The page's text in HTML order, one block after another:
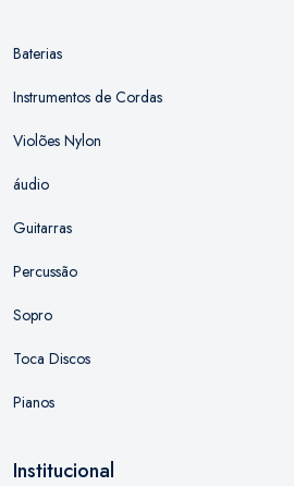
Baterias
Instrumentos de Cordas
Violões Nylon
áudio
Guitarras
Percussão
Sopro
Toca Discos
Pianos
Institucional